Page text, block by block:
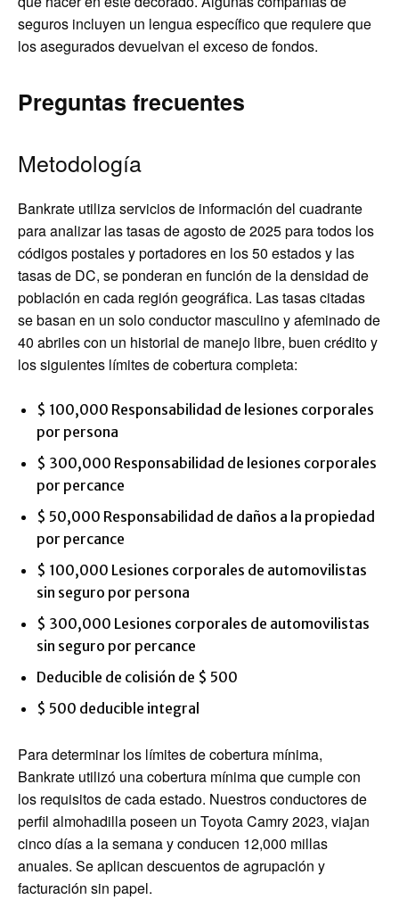
seguros incluyen un lengua específico que requiere que
los asegurados devuelvan el exceso de fondos.
Preguntas frecuentes
Metodología
Bankrate utiliza servicios de información del cuadrante
para analizar las tasas de agosto de 2025 para todos los
códigos postales y portadores en los 50 estados y las
tasas de DC, se ponderan en función de la densidad de
población en cada región geográfica. Las tasas citadas
se basan en un solo conductor masculino y afeminado de
40 abriles con un historial de manejo libre, buen crédito y
los siguientes límites de cobertura completa:
$ 100,000 Responsabilidad de lesiones corporales
por persona
$ 300,000 Responsabilidad de lesiones corporales
por percance
$ 50,000 Responsabilidad de daños a la propiedad
por percance
$ 100,000 Lesiones corporales de automovilistas
sin seguro por persona
$ 300,000 Lesiones corporales de automovilistas
sin seguro por percance
Deducible de colisión de $ 500
$ 500 deducible integral
Para determinar los límites de cobertura mínima,
Bankrate utilizó una cobertura mínima que cumple con
los requisitos de cada estado. Nuestros conductores de
perfil almohadilla poseen un Toyota Camry 2023, viajan
cinco días a la semana y conducen 12,000 millas
anuales. Se aplican descuentos de agrupación y
facturación sin papel.